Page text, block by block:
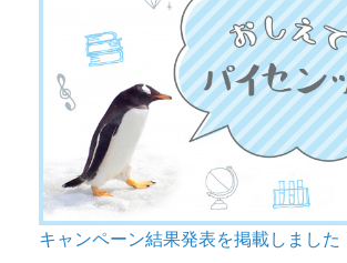
キャンペーン結果発表を掲載しました